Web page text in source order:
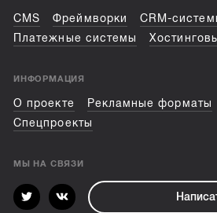
CMS Фреймворки
CRM-
Платежные системы
ИНФОРМАЦИЯ
О проекте Рекламные форматы
Спецпроекты
МЫ НА СВЯЗИ